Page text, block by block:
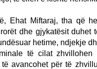
Ehat Miftaraj, tha që
dhe gjykatësit duhet
hetime, ndjekje
të cilat zhvillohen
avancohet për të